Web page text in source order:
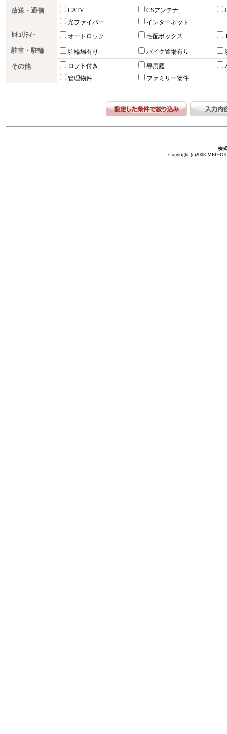
放送・通信 CATV CSアンテナ
光ファイバー
インターネット
ｾｷｭﾘﾃｨｰ オートロック 宅配ボックス
駐車・駐輪 駐輪場有り バイク置場有り
その他 ロフト付き 専用庭
管理物件
ファミリー物件
株
Copyright (c)2008